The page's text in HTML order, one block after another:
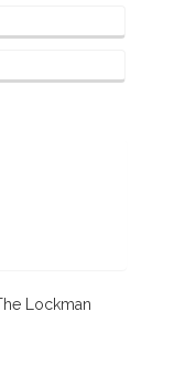
Lockman